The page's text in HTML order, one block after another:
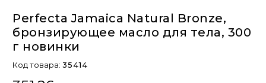
Perfecta Jamaica Natural Bronze,
бронзирующее масло для тела, 300
г новинки
Код товара: 35414